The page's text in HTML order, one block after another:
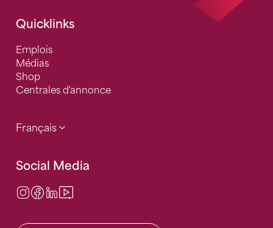
Quicklinks
Emplois
Médias
Shop
Centrales d'annonce
Français
Social Media
Instagram
Facebook
LinkedIn